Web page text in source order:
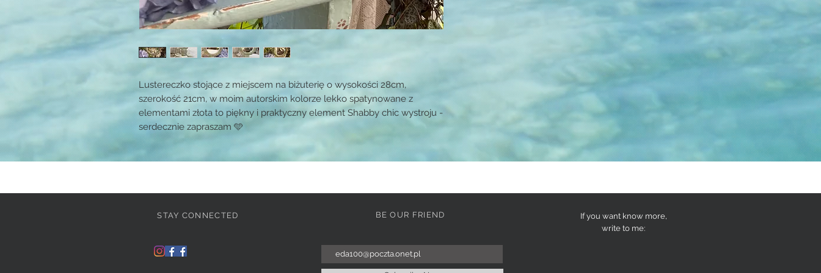
Lustereczko stojące z miejscem na biżuterię o wysokości 28cm,
szerokość 21cm, w moim autorskim kolorze lekko spatynowane z
elementami złota to piękny i praktyczny element Shabby chic wystroju -
serdecznie zapraszam 🩵
STAY CONNECTED BE OUR FRIEND
If you want know more,
write to me: